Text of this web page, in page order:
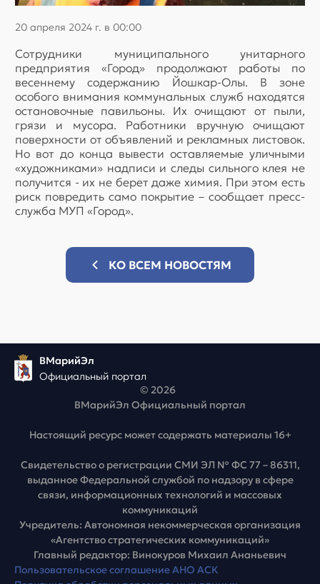
20 апреля 2024 г. в 00:00
Сотрудники муниципального унитарного
предприятия «Город» продолжают работы по
весеннему содержанию Йошкар-Олы. В зоне
особого внимания коммунальных служб находятся
остановочные павильоны. Их очищают от пыли,
грязи и мусора. Работники вручную очищают
поверхности от объявлений и рекламных листовок.
Но вот до конца вывести оставляемые уличными
«художниками» надписи и следы сильного клея не
получится - их не берет даже химия. При этом есть
риск повредить само покрытие – сообщает пресс-
служба МУП «Город».
КО ВСЕМ НОВОСТЯМ
ВМарийЭл
Официальный портал
© 2026
ВМарийЭл Официальный портал
Настоящий ресурс может содержать материалы 16+
Свидетельство о регистрации СМИ ЭЛ № ФС 77 – 86311,
выданное Федеральной службой по надзору в сфере
связи, информационных технологий и массовых
коммуникаций
Учредитель: Автономная некоммерческая организация
«Агентство стратегических коммуникаций»
Главный редактор: Винокуров Михаил Ананьевич
Пользовательское соглашение АНО АСК